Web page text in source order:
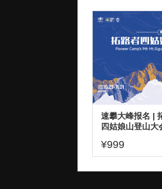
速攀大峰报名 |
四姑娘山登山大
¥999